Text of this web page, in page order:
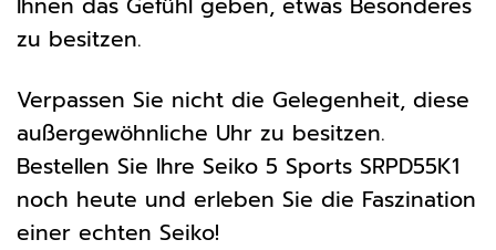
zu besitzen.
Verpassen Sie nicht die Gelegenheit, diese
außergewöhnliche Uhr zu besitzen.
Bestellen Sie Ihre Seiko 5 Sports SRPD55K1
noch heute und erleben Sie die Faszination
einer echten Seiko!